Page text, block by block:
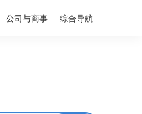
公司与商事 综合导航